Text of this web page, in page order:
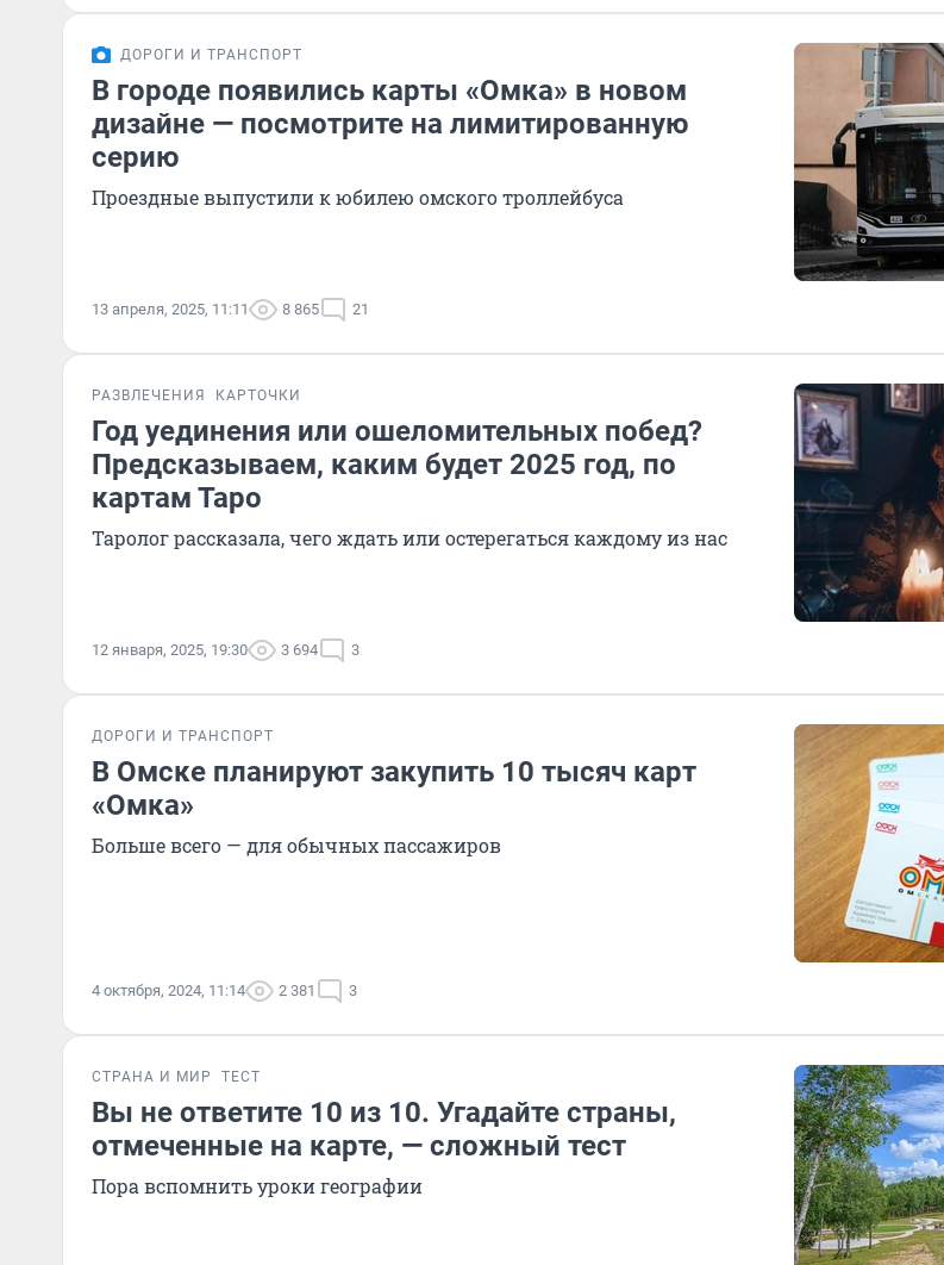
ДОРОГИ И ТРАНСПОРТ
В городе появились карты «Омка» в новом
дизайне — посмотрите на лимитированную
серию
Проездные выпустили к юбилею омского троллейбуса
13 апреля, 2025, 11:11 8 865 21
РАЗВЛЕЧЕНИЯ КАРТОЧКИ
Год уединения или ошеломительных побед?
Предсказываем, каким будет 2025 год, по
картам Таро
Таролог рассказала, чего ждать или остерегаться каждому из нас
12 января, 2025, 19:30 3 694 3
ДОРОГИ И ТРАНСПОРТ
В Омске планируют закупить 10 тысяч карт
«Омка»
Больше всего — для обычных пассажиров
4 октября, 2024, 11:14 2 381 3
СТРАНА И МИР ТЕСТ
Вы не ответите 10 из 10. Угадайте страны,
отмеченные на карте, — сложный тест
Пора вспомнить уроки географии